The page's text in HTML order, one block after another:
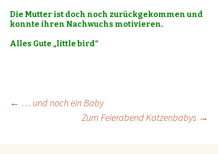
Die Mutter ist doch noch zurückgekommen und
konnte ihren Nachwuchs motivieren.
Alles Gute „little bird“
Beitrags-
← … und noch ein Baby
Zum Feierabend Katzenbabys →